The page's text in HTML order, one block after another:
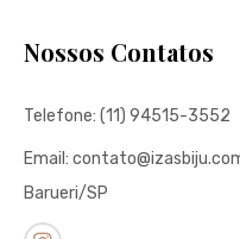
Nossos Contatos
Telefone: (11) 94515-3552
Email:
Barueri/SP